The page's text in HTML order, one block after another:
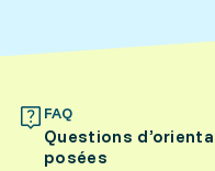
FAQ
Questions
posées